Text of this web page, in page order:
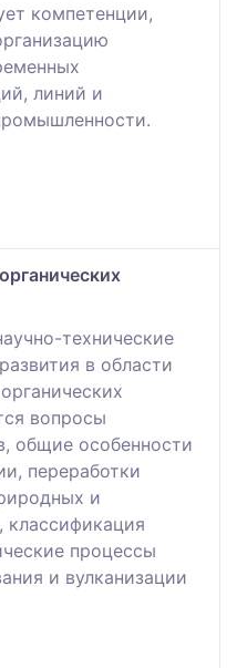
компетенции,
линий и
технические
в области
вопросы
общие особенности
переработки
и
классификация
процессы
и вулканизации